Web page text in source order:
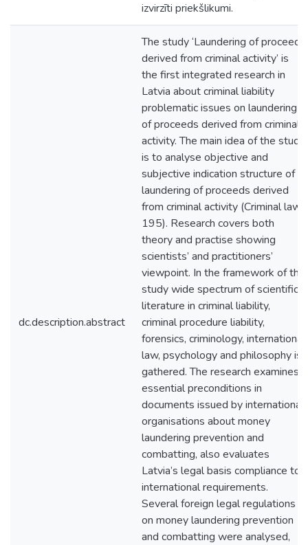
izvirzīti priekšlikumi.
dc.description.abstract
The study ‘Laundering of proceeds
derived from criminal activity’ is
the first integrated research in
Latvia about criminal liability
problematic issues on laundering
of proceeds derived from criminal
activity. The main idea of the study
is to analyse objective and
subjective indication structure of
laundering of proceeds derived
from criminal activity (Criminal law,
195). Research covers both
theory and practise showing
scientists’ and practitioners’
viewpoint. In the framework of the
study wide spectrum of scientific
literature in criminal liability,
criminal procedure liability,
forensics, criminology, international
law, psychology and philosophy is
gathered. The research examines
essential preconditions in
documents issued by international
organisations about money
laundering prevention and
combatting, also evaluates
Latvia’s legal basis compliance to
international requirements.
Several foreign legal regulations
on money laundering prevention
and combatting were analysed,